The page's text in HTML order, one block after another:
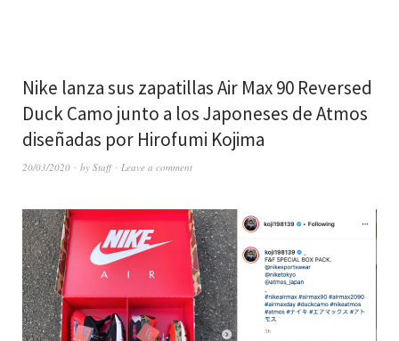
Nike lanza sus zapatillas Air Max 90 Reversed
Duck Camo junto a los Japoneses de Atmos
diseñadas por Hirofumi Kojima
20/03/2020 by Staff Leave a comment